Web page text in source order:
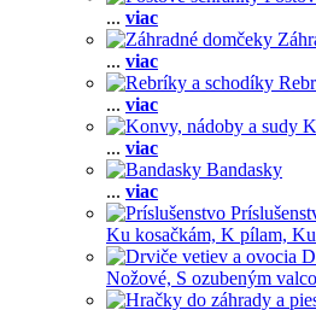
... viac
... viac
... viac
... viac
Bandasky
... viac
Ku kosačkám, K pílam,
Nožové, S ozubeným